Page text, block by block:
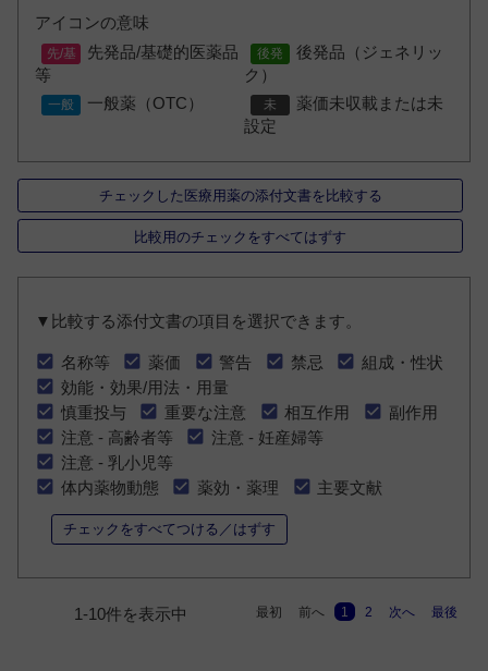
アイコンの意味
先発品/基礎的医薬品
等
後発品（ジェネリッ
ク）
一般薬（OTC）
薬価未収載または未
設定
チェックした医療用薬の添付文書を比較する
比較用のチェックをすべてはずす
▼比較する添付文書の項目を選択できます。
名称等 薬価 警告 禁忌
組成・性状
効能・効果/用法・用量
慎重投与
重要な注意 相互作用
副作用
注意 - 高齢者等
注意 - 妊産婦等
注意 - 乳小児等
体内薬物動態
薬効・薬理 主要文献
チェックをすべてつける／はずす
1-10件を表示中 最初 前へ 1 2 次へ 最後